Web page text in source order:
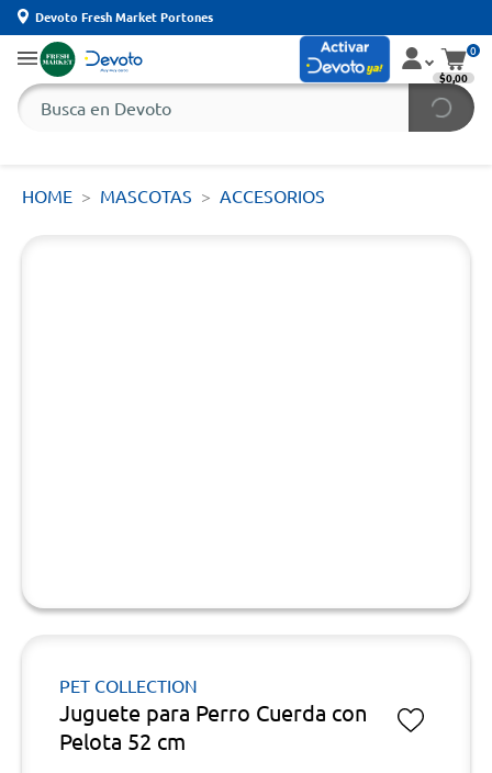
Devoto Fresh Market Portones
0
$0,00
HOME MASCOTAS ACCESORIOS
PET COLLECTION
Juguete para Perro Cuerda con
Pelota 52 cm